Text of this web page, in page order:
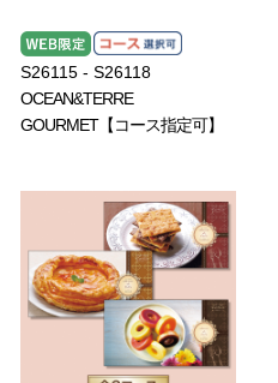
S26115 - S26118
OCEAN&TERRE
GOURMET【コース指定可】